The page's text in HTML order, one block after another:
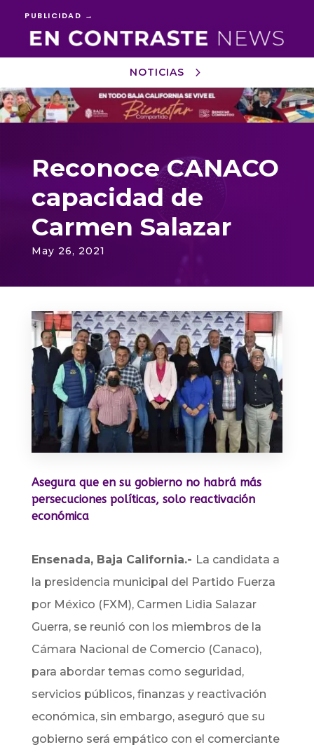
PUBLICIDAD →
NOTICIAS
Reproductor
de
vídeo
Reconoce CANACO
capacidad de
Carmen Salazar
May 26, 2021
Asegura que en su gobierno no habrá más
persecuciones políticas, solo reactivación
económica
Ensenada, Baja California.- La candidata a
la presidencia municipal del Partido Fuerza
por México (FXM), Carmen Lidia Salazar
Guerra, se reunió con los miembros de la
Cámara Nacional de Comercio (Canaco),
para abordar temas como seguridad,
servicios públicos, finanzas y reactivación
económica, sin embargo, aseguró que su
gobierno será empático con el comerciante